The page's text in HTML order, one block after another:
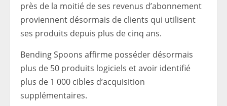
près de la moitié de ses revenus d’abonnement
proviennent désormais de clients qui utilisent
ses produits depuis plus de cinq ans.
Bending Spoons affirme posséder désormais
plus de 50 produits logiciels et avoir identifié
plus de 1 000 cibles d’acquisition
supplémentaires.